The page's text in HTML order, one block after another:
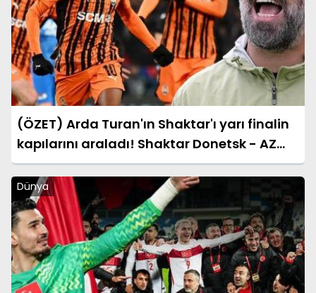
(ÖZET) Arda Turan'ın Shaktar'ı yarı finalin
kapılarını araladı! Shaktar Donetsk - AZ
Alkmaar maçı sonucu: 3-0 (UEFA
Konferans Ligi)
Dünya